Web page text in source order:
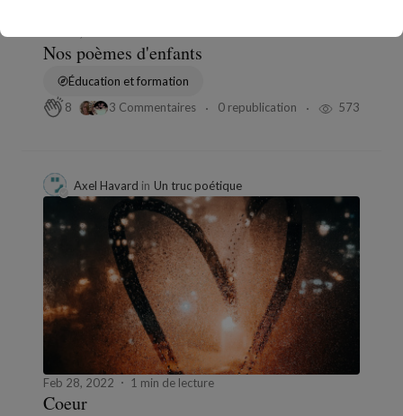
Nos poèmes d'enfants
Éducation et formation
8
3 Commentaires 0 republication 573
Axel Havard in Un truc poétique
Feb 28, 2022 1 min de lecture
Coeur